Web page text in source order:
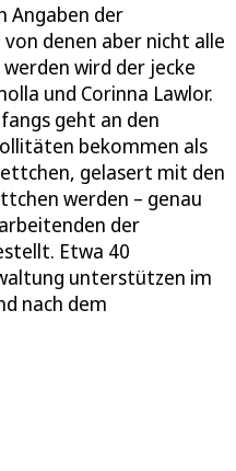
Angaben der
denen aber nicht alle
wird der jecke
und Corinna Lawlor.
geht an den
bekommen als
gelasert mit den
werden – genau
der
Etwa 40
unterstützen im
nach dem